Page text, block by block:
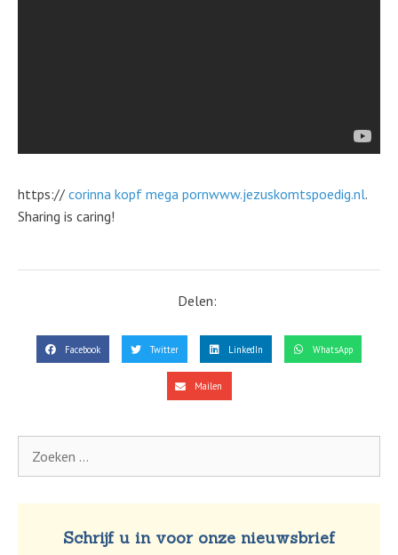
https:// corinna kopf mega pornwww.jezuskomtspoedig.nl.
Sharing is caring!
Delen:
Facebook Twitter LinkedIn WhatsApp
Mailen
Schrijf u in voor onze nieuwsbrief